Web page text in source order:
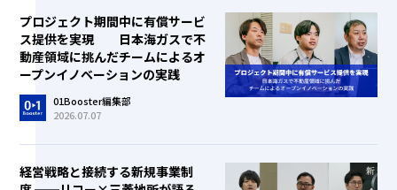
プロジェクト期間中に有償サービ
ス提供を実現 日本海ガスで不
動産領域に挑んだチームによるオ
ープンイノベーションの実践
01Booster編集部
2026.07.07
経営戦略と接続する新規事業制